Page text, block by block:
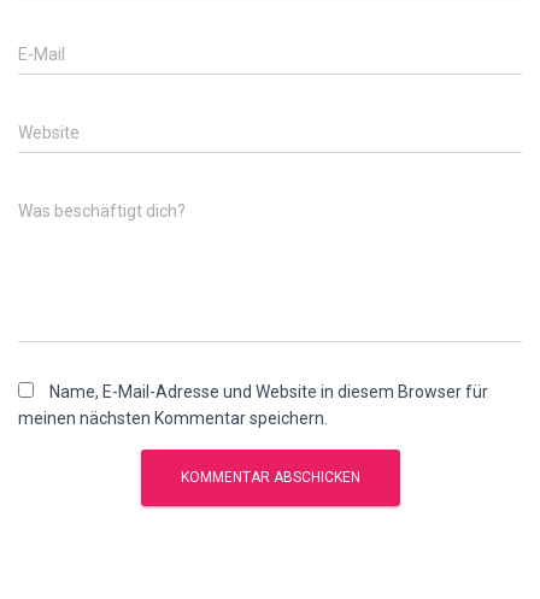
E-Mail
Website
Was beschäftigt dich?
Name, E-Mail-Adresse und Website in diesem Browser für
meinen nächsten Kommentar speichern.